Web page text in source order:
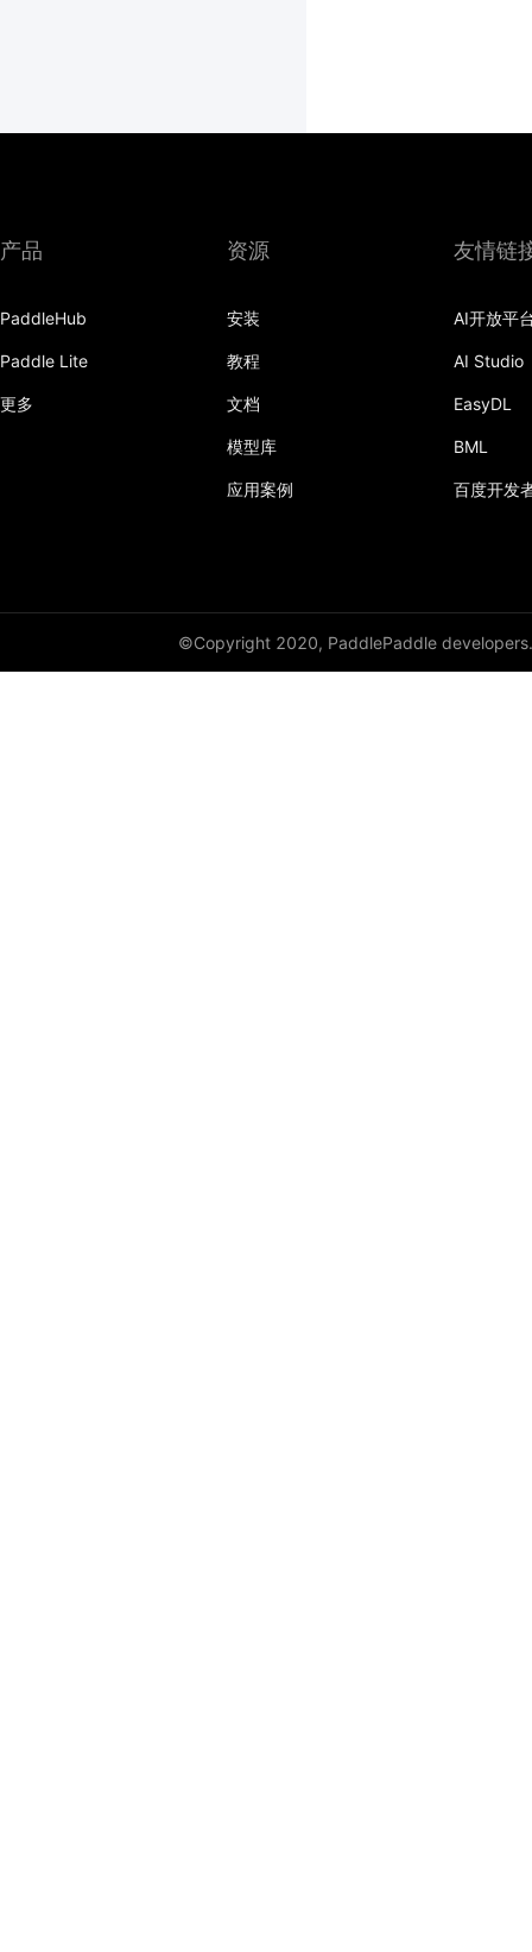
产品
PaddleHub
Paddle Lite
更多
资源
安装
教程
文档
模型库
应用案例
友情链
AI开放平
AI Studio
EasyDL
BML
百度开发
©Copyright 2020, PaddlePaddle developers.